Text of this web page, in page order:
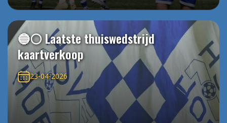
🔵⚪️ Laatste thuiswedstrijd
kaartverkoop
23-04-2026